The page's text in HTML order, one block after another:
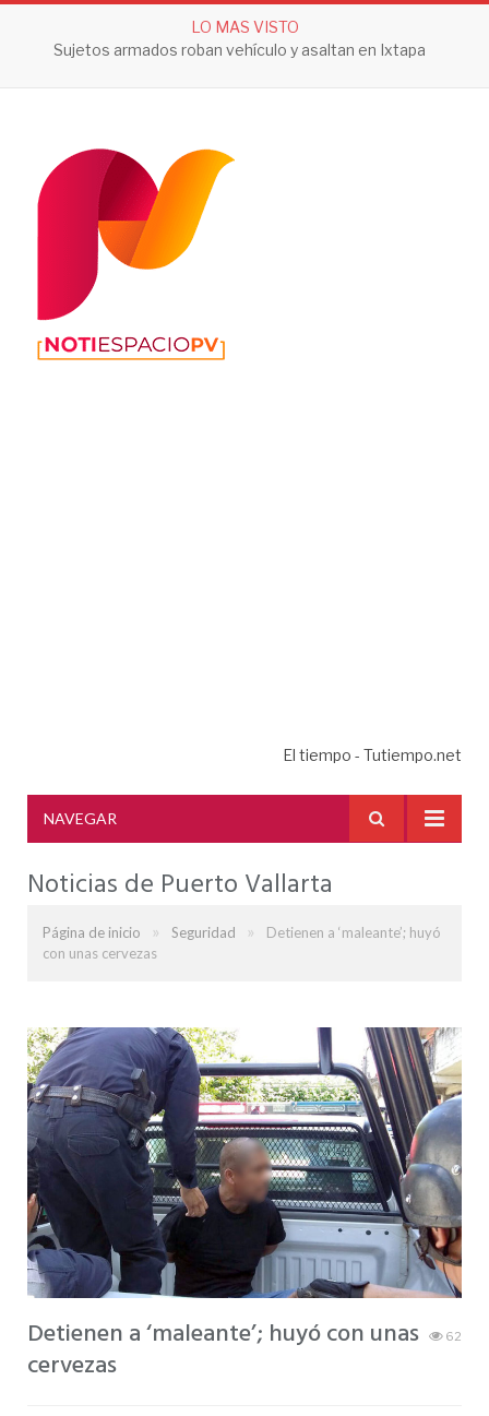
LO MAS VISTO
Sujetos armados roban vehículo y asaltan en Ixtapa
El tiempo - Tutiempo.net
NAVEGAR
Noticias de Puerto Vallarta
Página de inicio » Seguridad »
Detienen a ‘maleante’; huyó
con unas cervezas
Detienen a ‘maleante’; huyó con unas
cervezas
62